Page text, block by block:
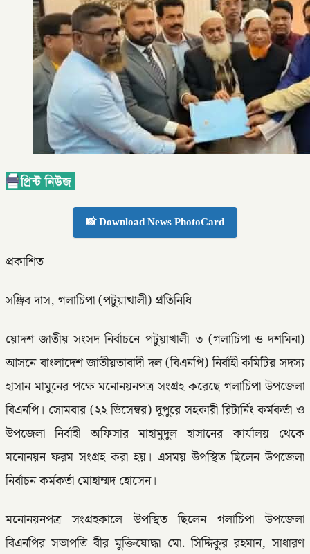
📸 Download News PhotoCard
প্রকাশিত
সঞ্জিব দাস, গলাচিপা (পটুয়াখালী) প্রতিনিধি
য়োদশ জাতীয় সংসদ নির্বাচনে পটুয়াখালী–৩ (গলাচিপা ও দশমিনা)
আসনে বাংলাদেশ জাতীয়তাবাদী দল (বিএনপি) নির্বাহী কমিটির সদস্য
হাসান মামুনের পক্ষে মনোনয়নপত্র সংগ্রহ করেছে গলাচিপা উপজেলা
বিএনপি। সোমবার (২২ ডিসেম্বর) দুপুরে সহকারী রিটার্নিং কর্মকর্তা ও
উপজেলা নির্বাহী অফিসার মাহামুদুল হাসানের কার্যালয় থেকে
মনোনয়ন ফরম সংগ্রহ করা হয়। এসময় উপস্থিত ছিলেন উপজেলা
নির্বাচন কর্মকর্তা মোহাম্মদ হোসেন।
মনোনয়নপত্র সংগ্রহকালে উপস্থিত ছিলেন গলাচিপা উপজেলা
বিএনপির সভাপতি বীর মুক্তিযোদ্ধা মো. সিদ্দিকুর রহমান, সাধারণ